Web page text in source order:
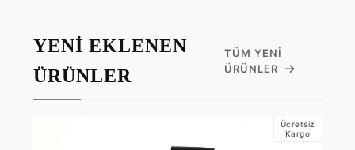
YENİ EKLENEN
ÜRÜNLER
TÜM YENI
ÜRÜNLER
Ücretsiz
Kargo